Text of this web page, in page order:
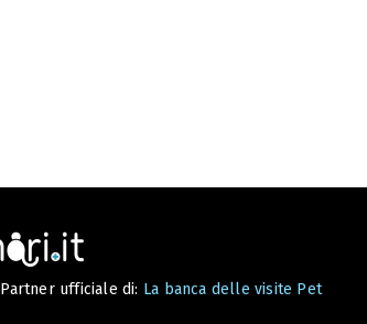
Partner ufficiale di: La banca delle visite Pet